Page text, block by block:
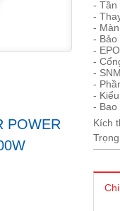
POWER
- Tần
-
-
- Bảo
-
-
-
-
-
- Bao
Kích